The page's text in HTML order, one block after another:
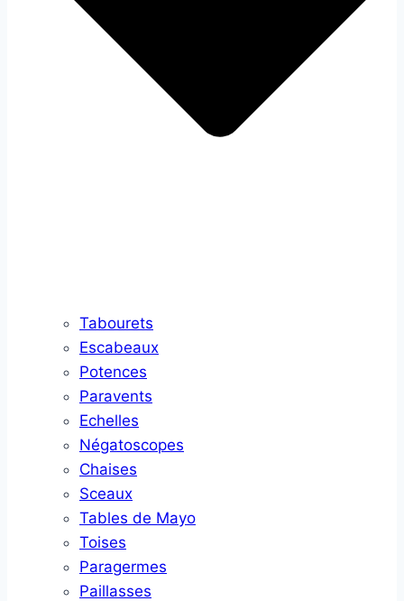
Tabourets
Escabeaux
Potences
Paravents
Echelles
Négatoscopes
Chaises
Sceaux
Tables de Mayo
Toises
Paragermes
Paillasses